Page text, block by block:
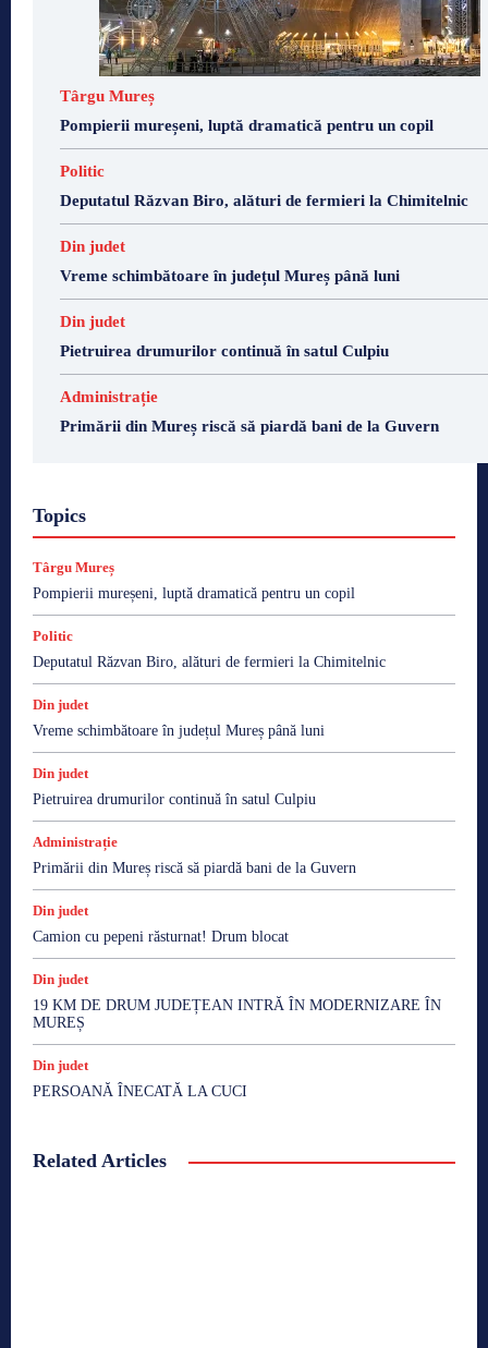
Târgu Mureș
Pompierii mureșeni, luptă dramatică pentru un copil
Politic
Deputatul Răzvan Biro, alături de fermieri la Chimitelnic
Din judet
Vreme schimbătoare în județul Mureș până luni
Din judet
Pietruirea drumurilor continuă în satul Culpiu
Administrație
Primării din Mureș riscă să piardă bani de la Guvern
Topics
Târgu Mureș
Pompierii mureșeni, luptă dramatică pentru un copil
Politic
Deputatul Răzvan Biro, alături de fermieri la Chimitelnic
Din judet
Vreme schimbătoare în județul Mureș până luni
Din judet
Pietruirea drumurilor continuă în satul Culpiu
Administrație
Primării din Mureș riscă să piardă bani de la Guvern
Din judet
Camion cu pepeni răsturnat! Drum blocat
Din judet
19 KM DE DRUM JUDEȚEAN INTRĂ ÎN MODERNIZARE ÎN
MUREȘ
Din judet
PERSOANĂ ÎNECATĂ LA CUCI
Related Articles